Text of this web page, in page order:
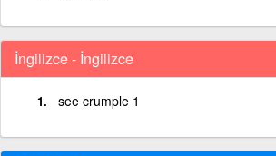
İngilizce - İngilizce
see crumple 1